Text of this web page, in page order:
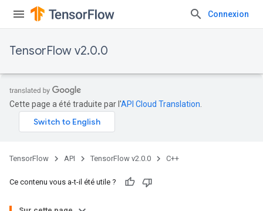
Connexion
TensorFlow v2.0.0
Cette page a été traduite par l'API Cloud Translation
TensorFlow API TensorFlow v2.0.0 C++
Ce contenu vous a-t-il été utile ?